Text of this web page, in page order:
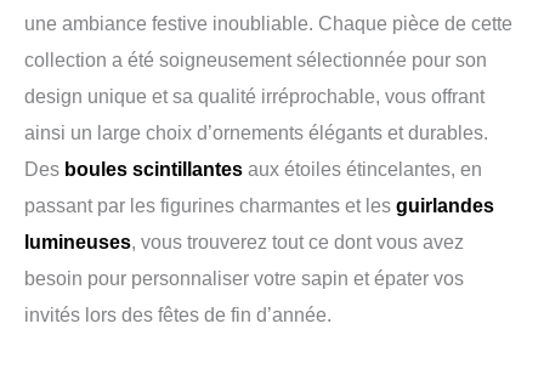
une ambiance festive inoubliable. Chaque pièce de cette
collection a été soigneusement sélectionnée pour son
design unique et sa qualité irréprochable, vous offrant
ainsi un large choix d’ornements élégants et durables.
Des boules scintillantes aux étoiles étincelantes, en
passant par les figurines charmantes et les guirlandes
lumineuses, vous trouverez tout ce dont vous avez
besoin pour personnaliser votre sapin et épater vos
invités lors des fêtes de fin d’année.